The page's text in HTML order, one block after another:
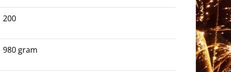
200
980 gram